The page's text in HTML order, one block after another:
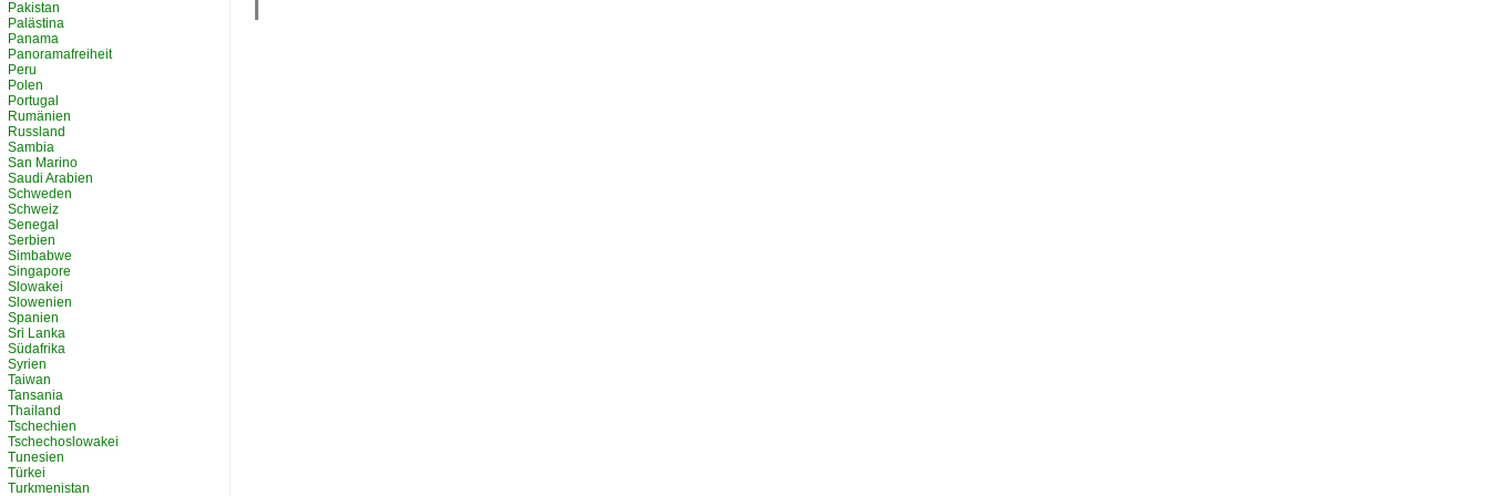
Pakistan
Palästina
Panama
Panoramafreiheit
Peru
Polen
Portugal
Rumänien
Russland
Sambia
San Marino
Saudi Arabien
Schweden
Schweiz
Senegal
Serbien
Simbabwe
Singapore
Slowakei
Slowenien
Spanien
Sri Lanka
Südafrika
Syrien
Taiwan
Tansania
Thailand
Tschechien
Tschechoslowakei
Tunesien
Türkei
Turkmenistan